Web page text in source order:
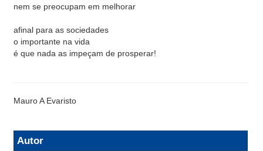
nem se preocupam em melhorar
afinal para as sociedades
o importante na vida
é que nada as impeçam de prosperar!
Mauro A Evaristo
Autor